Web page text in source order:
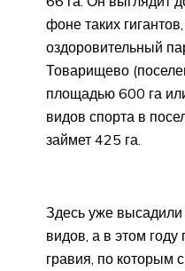
фоне таких
оздоровительный
Товарищево
площадью 600 га
видов спорта в
займет 425 га.
Здесь уже
видов, а в этом
гравия, по которым